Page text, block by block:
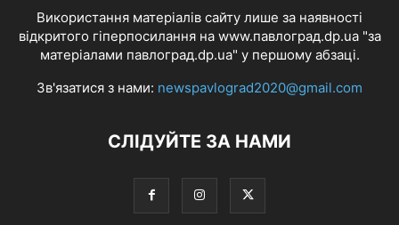
Використання матеріалів сайту лише за наявності
відкритого гіперпосилання на www.павлоград.dp.ua "за
матеріалами павлоград.dp.ua" у першому абзаці.
Зв'язатися з нами: newspavlograd2020@gmail.com
СЛІДУЙТЕ ЗА НАМИ